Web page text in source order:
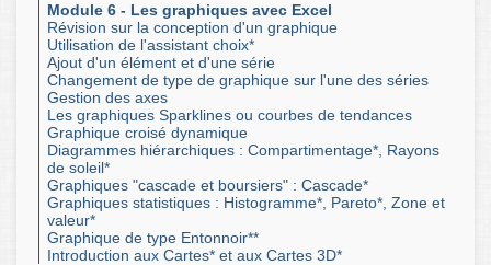
Module 6 - Les graphiques avec Excel
Révision sur la conception d'un graphique
Utilisation de l'assistant choix*
Ajout d'un élément et d'une série
Changement de type de graphique sur l'une des séries
Gestion des axes
Les graphiques Sparklines ou courbes de tendances
Graphique croisé dynamique
Diagrammes hiérarchiques : Compartimentage*, Rayons
de soleil*
Graphiques "cascade et boursiers" : Cascade*
Graphiques statistiques : Histogramme*, Pareto*, Zone et
valeur*
Graphique de type Entonnoir**
Introduction aux Cartes* et aux Cartes 3D*